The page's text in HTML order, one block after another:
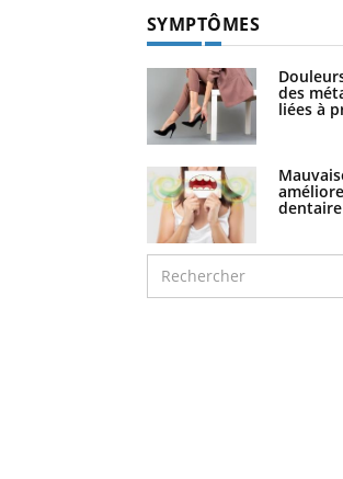
SYMPTÔMES
des
liées à
dentaire